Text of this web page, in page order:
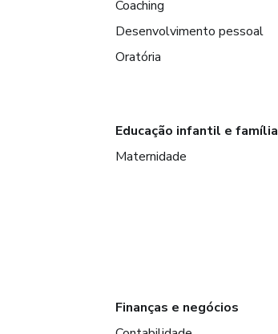
Coaching
Desenvolvimento pessoal
Oratória
Educação infantil e família
Maternidade
Finanças e negócios